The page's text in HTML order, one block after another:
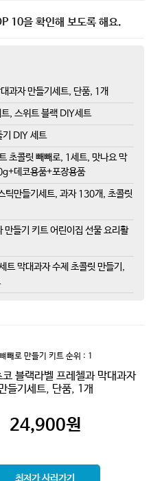
10을 확인해 보도록 해요.
과자 만들기세트, 단품, 1개
, 스위트 블랙 DIY세트
기 DIY 세트
초콜릿 빼빼로, 1세트, 맛나요 막
데코용품+포장용품
만들기세트, 과자 130개, 초콜릿
들기 키트 어린이집 선물 요리활
트 막대과자 수제 초콜릿 만들기,
빼로 만들기 키트순위 : 1
블랙라벨 프레첼과 막대과자
들기세트, 단품, 1개
24,900원
최저가 사러가기